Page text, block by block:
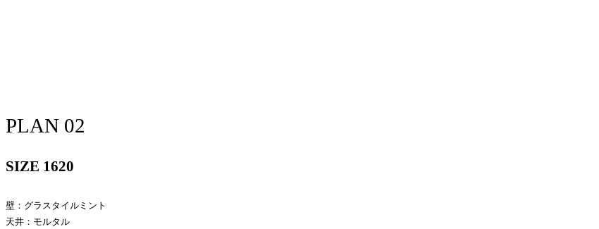
PLAN 02
SIZE 1620
壁：グラスタイルミント
天井：モルタル